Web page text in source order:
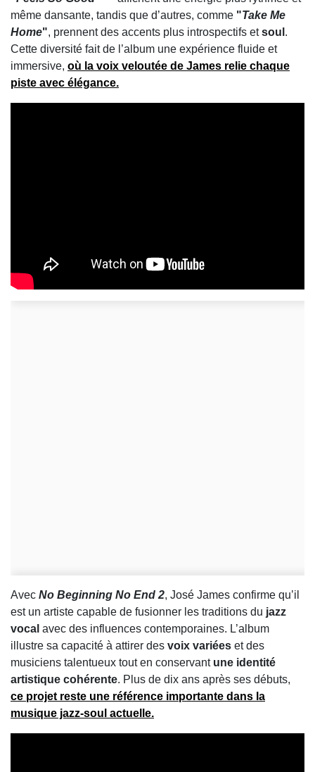
même dansante, tandis que d’autres, comme "Take Me
Home", prennent des accents plus introspectifs etsoul .
Cette diversité fait de l’album une expérience fluide et
immersive, où la voix veloutée de James relie chaque
piste avec élégance.
Avec No Beginning No End 2, José James confirme qu’il
est un artiste capable de fusionner les traditions du jazz
vocal avec des influences contemporaines. L’album
illustre sa capacité à attirer des voix variées et des
musiciens talentueux tout en conservant une identité
artistique cohérente. Plus de dix ans après ses débuts,
ce projet reste une référence importante dans la
musique jazz‑soul actuelle.